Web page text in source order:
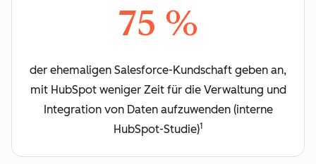
75 %
der ehemaligen Salesforce-Kundschaft geben an,
mit HubSpot weniger Zeit für die Verwaltung und
Integration von Daten aufzuwenden (interne
HubSpot-Studie)1